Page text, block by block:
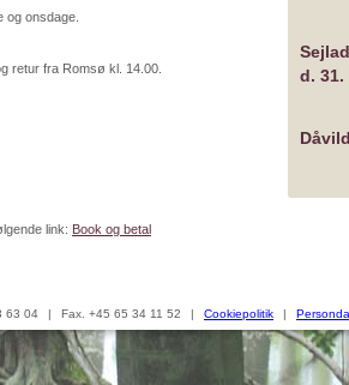
onsdage.
retur fra Romsø kl. 14.00.
link: Book og betal
d. 31.
63 04 | Fax. +45 65 34 11 52 | Cookiepolitik |